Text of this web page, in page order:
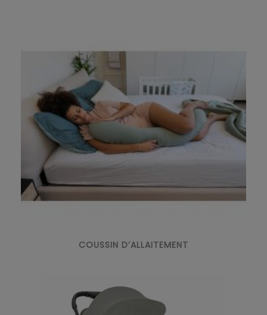
COUSSIN D’ALLAITEMENT